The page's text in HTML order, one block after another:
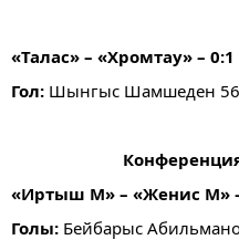
«Талас» – «Хромтау» – 0:1
Гол: Шынгыс Шамшеден 56
«Иртыш М» – «Женис М»
Голы: Бейбарыс